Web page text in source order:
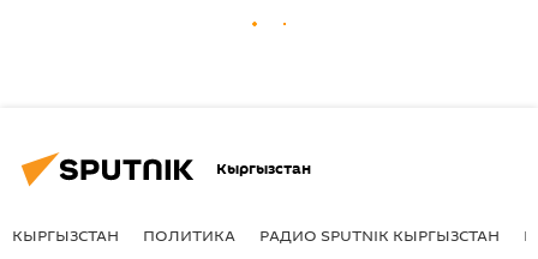
Кыргызстан
КЫРГЫЗСТАН ПОЛИТИКА РАДИО SPUTNIK КЫРГЫЗСТАН